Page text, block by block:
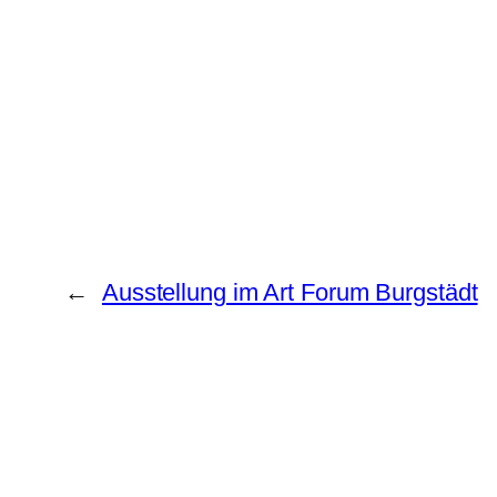
← Ausstellung im Art Forum Burgstädt